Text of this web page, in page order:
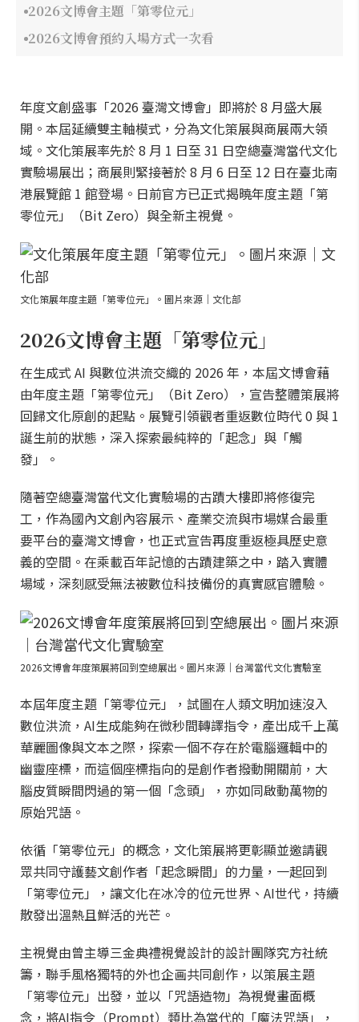
2026文博會主題「第零位元」
2026文博會預約入場方式一次看
年度文創盛事「2026 臺灣文博會」即將於 8 月盛大展
開。本屆延續雙主軸模式，分為文化策展與商展兩大領
域。文化策展率先於 8 月 1 日至 31 日空總臺灣當代文化
實驗場展出；商展則緊接著於 8 月 6 日至 12 日在臺北南
港展覽館 1 館登場。日前官方已正式揭曉年度主題「第
零位元」（Bit Zero）與全新主視覺。
文化策展年度主題「第零位元」。圖片來源｜文化部
2026文博會主題「第零位元」
在生成式 AI 與數位洪流交織的 2026 年，本屆文博會藉
由年度主題「第零位元」（Bit Zero），宣告整體策展將
回歸文化原創的起點。展覽引領觀者重返數位時代 0 與 1
誕生前的狀態，深入探索最純粹的「起念」與「觸
發」。
隨著空總臺灣當代文化實驗場的古蹟大樓即將修復完
工，作為國內文創內容展示、產業交流與市場媒合最重
要平台的臺灣文博會，也正式宣告再度重返極具歷史意
義的空間。在乘載百年記憶的古蹟建築之中，踏入實體
場域，深刻感受無法被數位科技備份的真實感官體驗。
2026文博會年度策展將回到空總展出。圖片來源｜台灣當代文化實驗室
本屆年度主題「第零位元」，試圖在人類文明加速沒入
數位洪流，AI生成能夠在微秒間轉譯指令，產出成千上萬
華麗圖像與文本之際，探索一個不存在於電腦邏輯中的
幽靈座標，而這個座標指向的是創作者撥動開關前，大
腦皮質瞬間閃過的第一個「念頭」，亦如同啟動萬物的
原始咒語。
依循「第零位元」的概念，文化策展將更彰顯並邀請觀
眾共同守護藝文創作者「起念瞬間」的力量，一起回到
「第零位元」，讓文化在冰冷的位元世界、AI世代，持續
散發出溫熱且鮮活的光芒。
主視覺由曾主導三金典禮視覺設計的設計團隊究方社統
籌，聯手風格獨特的外也企画共同創作，以策展主題
「第零位元」出發，並以「咒語造物」為視覺畫面概
念，將AI指令（Prompt）類比為當代的「魔法咒語」，